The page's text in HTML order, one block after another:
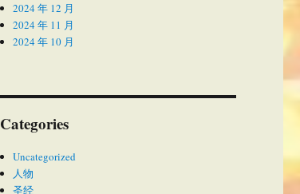
2024 年 12 月
2024 年 11 月
2024 年 10 月
Categories
Uncategorized
人物
圣经